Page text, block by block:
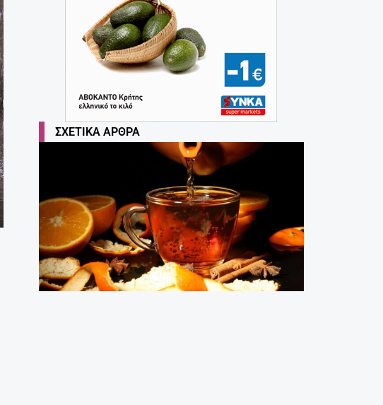
ΣΧΕΤΙΚΆ ΆΡΘΡΑ